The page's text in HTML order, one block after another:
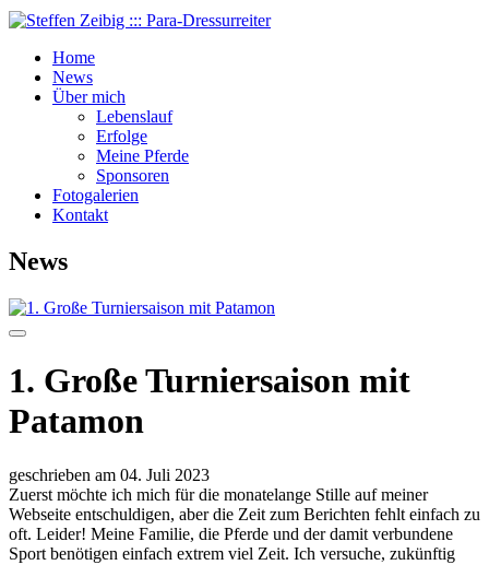
Home
News
Über mich
Lebenslauf
Erfolge
Meine Pferde
Sponsoren
Fotogalerien
Kontakt
News
1. Große Turniersaison mit
Patamon
geschrieben am 04. Juli 2023
Zuerst möchte ich mich für die monatelange Stille auf meiner
Webseite entschuldigen, aber die Zeit zum Berichten fehlt einfach zu
oft. Leider! Meine Familie, die Pferde und der damit verbundene
Sport benötigen einfach extrem viel Zeit. Ich versuche, zukünftig